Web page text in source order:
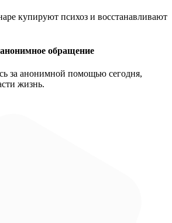
купируют психоз и восстанавливают
обращение
за анонимной помощью сегодня,
жизнь.